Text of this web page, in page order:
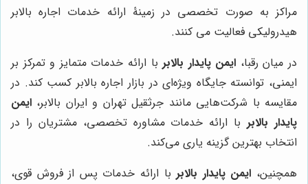
مراکز به صورت تخصصی در زمینۀ ارائه خدمات اجاره بالابر
هیدرولیکی فعالیت می کنند.
در میان رقبا، ایمن پایدار بالابربا ارائه خدمات متمایز و تمرکز بر
ایمنی، توانسته جایگاه ویژه‌ای در بازار اجاره بالابر کسب کند. در
مقایسه با شرکت‌هایی مانند جرثقیل تهران و ایران بالابر، ایمن
پایدار بالابربا ارائه خدمات مشاوره تخصصی، مشتریان را در
انتخاب بهترین گزینه یاری می‌کند.
همچنین، ایمن پایدار بالابربا ارائه خدمات پس از فروش قوی،